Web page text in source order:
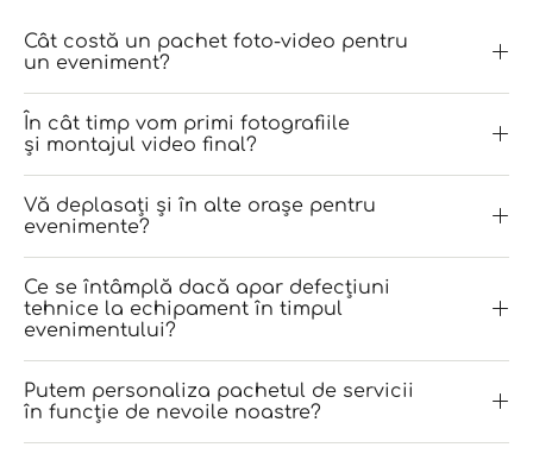
Cât costă un pachet foto-video pentru
un eveniment?
În cât timp vom primi fotografiile
și montajul video final?
Vă deplasați și în alte orașe pentru
evenimente?
Ce se întâmplă dacă apar defecțiuni
tehnice la echipament în timpul
evenimentului?
Putem personaliza pachetul de servicii
în funcție de nevoile noastre?